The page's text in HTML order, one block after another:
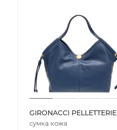
GIRONACCI PELLETTERIE
сумка кожа